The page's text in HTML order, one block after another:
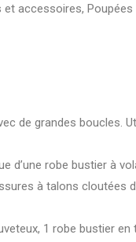
accessoires, Poupées
de grandes boucles.
d’une robe bustier à
à talons cloutées
1 robe bustier